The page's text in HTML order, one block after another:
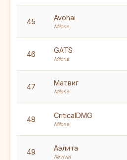
45 Avohai
Milone
46 GATS
Milone
47 Матвиг
Milone
48 CriticalDMG
Milone
49 Аэлита
Revival